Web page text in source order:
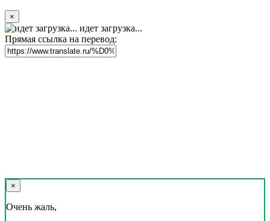
×
идет загрузка...
Прямая ссылка на перевод:
×
Очень жаль,